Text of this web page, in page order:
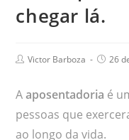
chegar lá.
Victor Barboza 26
Aaposentadoria é
pessoas que
ao longo da vida.